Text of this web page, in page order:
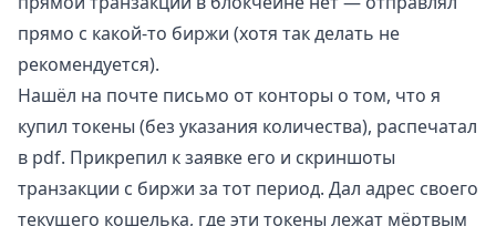
прямо с какой-то биржи (хотя так делать не
рекомендуется).
Нашёл на почте письмо от конторы о том, что я
купил токены (без указания количества), распечатал
в pdf. Прикрепил к заявке его и скриншоты
транзакции с биржи за тот период. Дал адрес своего
текущего кошелька, где эти токены лежат мёртвым